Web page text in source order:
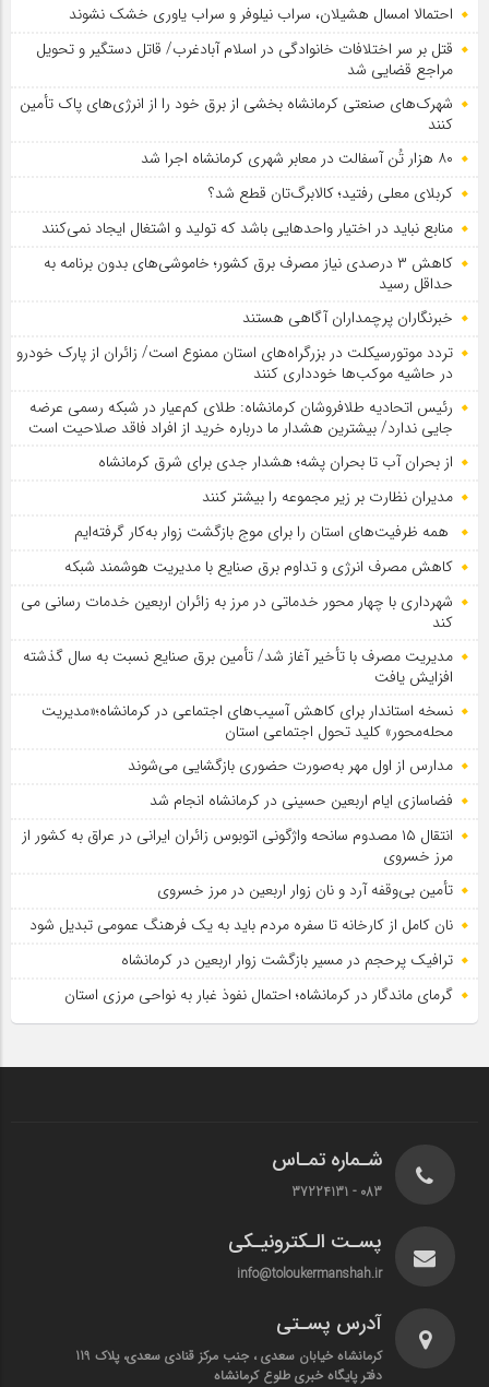
احتمالا امسال هشیلان، سراب نیلوفر و سراب یاوری خشک نشوند
قتل بر سر اختلافات خانوادگی در اسلام آبادغرب/ قاتل دستگیر و تحویل
مراجع قضایی شد
شهرک‌های صنعتی کرمانشاه بخشی از برق خود را از انرژی‌های پاک تأمین
کنند
۸۰ هزار تُن آسفالت در معابر شهری کرمانشاه اجرا شد
کربلای معلی رفتید؛ کالابرگ‌تان قطع شد؟
منابع نباید در اختیار واحدهایی باشد که تولید و اشتغال ایجاد نمی‌کنند
کاهش ۳ درصدی نیاز مصرف برق کشور؛ خاموشی‌های بدون برنامه به
حداقل رسید
خبرنگاران پرچمداران آگاهی هستند
تردد موتورسیکلت در بزرگراه‌های استان ممنوع است/ زائران از پارک خودرو
در حاشیه موکب‌ها خودداری کنند
رئیس اتحادیه طلافروشان کرمانشاه: طلای کم‌عیار در شبکه رسمی عرضه
جایی ندارد/ بیشترین هشدار ما درباره خرید از افراد فاقد صلاحیت است
از بحران آب تا بحران پشه؛ هشدار جدی برای شرق کرمانشاه
مدیران نظارت بر زیر مجموعه را بیشتر کنند
همه ظرفیت‌های استان را برای موج بازگشت زوار به‌کار گرفته‌ایم
کاهش مصرف انرژی و تداوم برق صنایع با مدیریت هوشمند شبکه
شهرداری با چهار محور خدماتی در مرز به زائران اربعین خدمات رسانی می
کند
مدیریت مصرف با تأخیر آغاز شد/ تأمین برق صنایع نسبت به سال گذشته
افزایش یافت
نسخه استاندار برای کاهش آسیب‌های اجتماعی در کرمانشاه؛«مدیریت
محله‌محور» کلید تحول اجتماعی استان
مدارس از اول مهر به‌صورت حضوری بازگشایی می‌شوند
فضاسازی ایام اربعین حسینی در کرمانشاه انجام شد
انتقال ۱۵ مصدوم سانحه واژگونی اتوبوس زائران ایرانی در عراق به کشور از
مرز خسروی
تأمین بی‌وقفه آرد و نان زوار اربعین در مرز خسروی
نان کامل از کارخانه تا سفره مردم باید به یک فرهنگ عمومی تبدیل شود
ترافیک پرحجم در مسیر بازگشت زوار اربعین در کرمانشاه
گرمای ماندگار در کرمانشاه؛ احتمال نفوذ غبار به نواحی مرزی استان
شـماره تمـاس
083 - 37224131
پسـت الـکترونیـکی
info@toloukermanshah.ir
آدرس پسـتی
کرمانشاه خیابان سعدی ، جنب مرکز قنادی سعدی، پلاک 119
دفتر پایگاه خبری طلوع کرمانشاه